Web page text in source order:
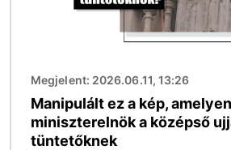
Megjelent: 2026.06.11, 13:26
Manipulált ez a kép,
miniszterelnök a középső
tüntetőknek